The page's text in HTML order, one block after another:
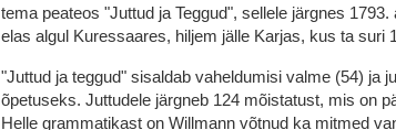
tema peateos "Juttud ja Teggud", sellele järgnes
elas algul Kuressaares, hiljem jälle Karjas, kus ta suri
"Juttud ja teggud" sisaldab vaheldumisi valme (54) ja
õpetuseks. Juttudele järgneb 124 mõistatust, mis on
Helle grammatikast on Willmann võtnud ka mitmed